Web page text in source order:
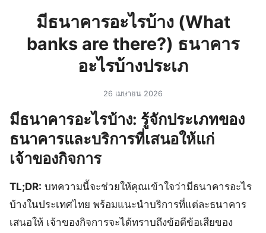
มีธนาคารอะไรบ้าง (What
banks are there?) ธนาคาร
อะไรบ้างประเภ
26 เมษายน 2026
มีธนาคารอะไรบ้าง: รู้จักประเภทของ
ธนาคารและบริการที่เสนอให้แก่
เจ้าของกิจการ
TL;DR: บทความนี้จะช่วยให้คุณเข้าใจว่ามีธนาคารอะไร
บ้างในประเทศไทย พร้อมแนะนำบริการที่แต่ละธนาคาร
เสนอให้ เจ้าของกิจการจะได้ทราบถึงข้อดีข้อเสียของ